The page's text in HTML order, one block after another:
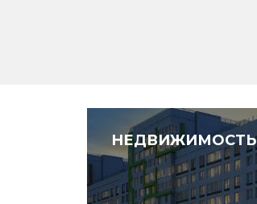
НЕДВИЖИМОСТЬ